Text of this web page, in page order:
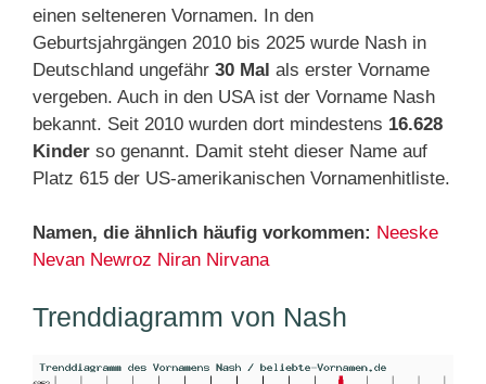
einen selteneren Vornamen. In den
Geburtsjahrgängen 2010 bis 2025 wurde Nash in
Deutschland ungefähr 30 Mal als erster Vorname
vergeben. Auch in den USA ist der Vorname Nash
bekannt. Seit 2010 wurden dort mindestens 16.628
Kinder so genannt. Damit steht dieser Name auf
Platz 615 der US-amerikanischen Vornamenhitliste.
Namen, die ähnlich häufig vorkommen: Neeske
Nevan Newroz Niran Nirvana
Trenddiagramm von Nash